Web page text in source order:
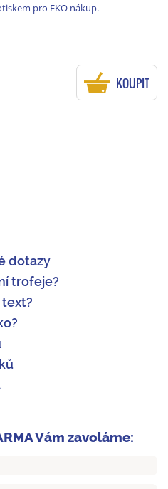
pro EKO nákup.
KOUPIT
dotazy
trofeje?
Vám zavoláme: